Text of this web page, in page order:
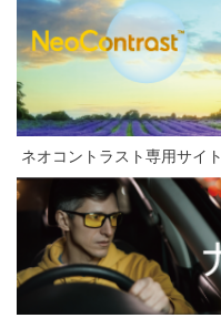
ネオコントラスト専用サイト